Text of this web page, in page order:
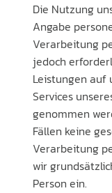
Die Nutzung
Angabe
Verarbeitung
jedoch
Leistungen auf
Services
genommen
Fällen keine
Verarbeitung
wir
Person ein.